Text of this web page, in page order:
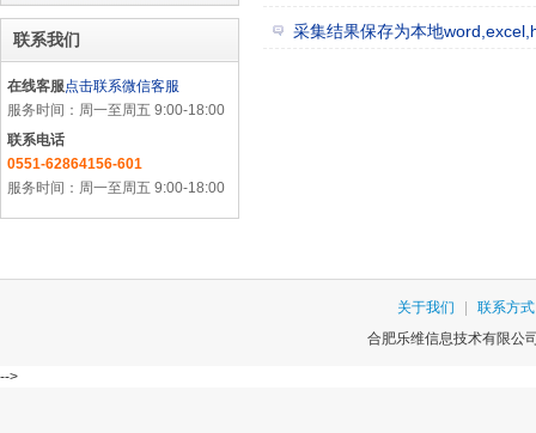
联系我们
在线客服点击联系微信客服
服务时间：周一至周五 9:00-18:00
联系电话
0551-62864156-601
服务时间：周一至周五 9:00-18:00
采集结果保存为本地
关于我们
联系方式
合肥乐维信息技术有限公
-->